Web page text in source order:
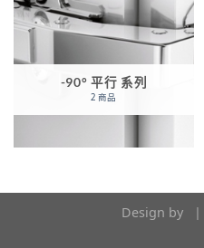
-90° 平行 系列
2 商品
Design by |